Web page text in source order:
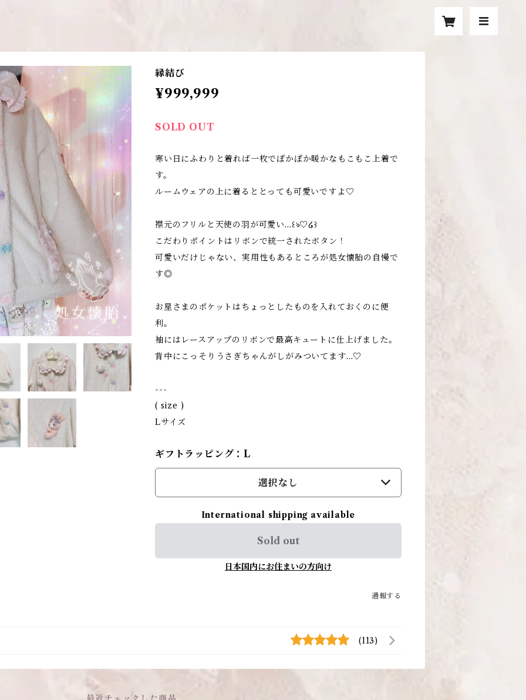
縁結び
¥999,999
SOLD OUT
寒い日にふわりと着れば一枚でぽかぽか暖かなもこもこ上着で
す。
ルームウェアの上に着るととっても可愛いですよ♡
襟元のフリルと天使の羽が可愛い…꒰ঌ♡໒꒱
こだわりポイントはリボンで統一されたボタン！
可愛いだけじゃない、実用性もあるところが処女懐胎の自慢で
す◎
お星さまのポケットはちょっとしたものを入れておくのに便
利。
袖にはレースアップのリボンで最高キュートに仕上げました。
背中にこっそりうさぎちゃんがしがみついてます…♡
---
( size )
Lサイズ
ギフトラッピング：L
選択なし
International shipping available
Sold out
日本国内にお住まいの方向け
通報する
(113)